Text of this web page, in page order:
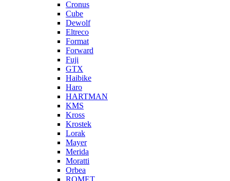
Cronus
Cube
Dewolf
Eltreco
Format
Forward
Fuji
GTX
Haibike
Haro
HARTMAN
KMS
Kross
Krostek
Lorak
Mayer
Merida
Moratti
Orbea
ROMET